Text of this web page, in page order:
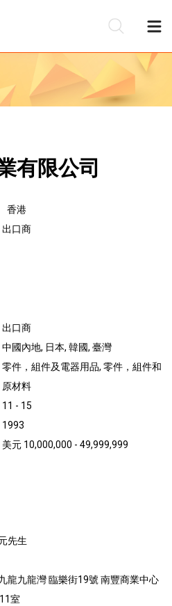
有限公司
香港
出口商
出口商
中國內地, 日本, 韓國, 臺灣
零件，組件及電器用品, 零件，組件和
原材料
11 - 15
1993
美元 10,000,000 - 49,999,999
先生
龍九龍灣 臨樂街19號 南豐商業中心
室